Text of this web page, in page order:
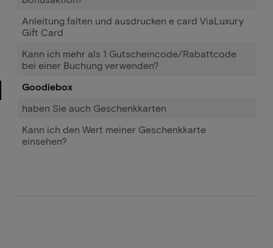
Anleitung falten und ausdrucken e card ViaLuxury
Gift Card
Kann ich mehr als 1 Gutscheincode/Rabattcode
bei einer Buchung verwenden?
Goodiebox
haben Sie auch Geschenkkarten
Kann ich den Wert meiner Geschenkkarte
einsehen?